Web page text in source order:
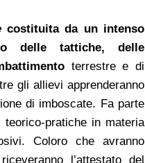
costituita da un intenso
delle tattiche, delle
terrestre e di
gli allievi apprenderanno
di imboscate. Fa parte
teorico-pratiche in materia
Coloro che avranno
l’attestato del